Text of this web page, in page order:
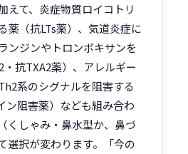
えて、炎症物質ロイコトリ
薬（抗LTs薬）、気道炎症に
ンジンやトロンボキサンを
抗TXA2薬）、アレルギー
系のシグナルを阻害する
ン阻害薬）なども組み合わ
くしゃみ・鼻水型か、鼻づ
選択が変わります。「今の